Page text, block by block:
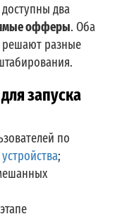
доступны два
офферы. Оба
решают разные
запуска
по
;